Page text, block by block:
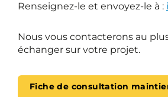
Renseignez-le et envoyez-le à :
Nous vous contacterons au
échanger sur votre projet.
Fiche de consultation